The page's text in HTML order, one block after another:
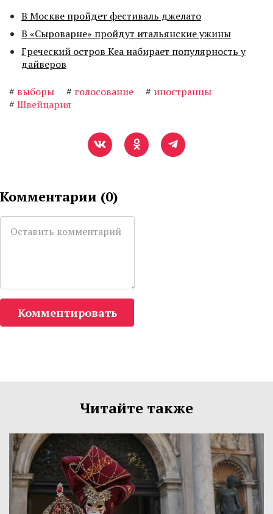
В Москве пройдет фестиваль джелато
В «Сыроварне» пройдут итальянские ужины
Греческий остров Кеа набирает популярность у
дайверов
# выборы # голосование # иностранцы
# Швейцария
Комментарии (0)
Комментировать
Читайте также